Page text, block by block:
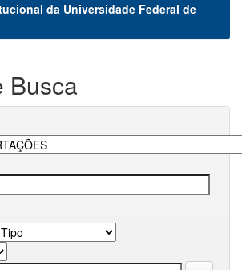
da Universidade Federal de
Busca